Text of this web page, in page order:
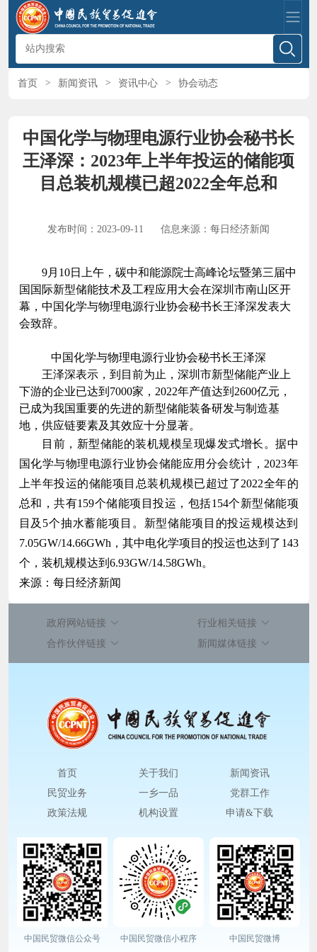
首页 > 新闻资讯 > 资讯中心 > 协会动态
中国化学与物理电源行业协会秘书长
王泽深：2023年上半年投运的储能项
目总装机规模已超2022全年总和
发布时间：2023-09-11 信息来源：每日经济新闻
9月10日上午，碳中和能源院士高峰论坛暨第三届中
国国际新型储能技术及工程应用大会在深圳市南山区开
幕，中国化学与物理电源行业协会秘书长王泽深发表大
会致辞。
中国化学与物理电源行业协会秘书长王泽深
王泽深表示，到目前为止，深圳市新型储能产业上
下游的企业已达到7000家，2022年产值达到2600亿元，
已成为我国重要的先进的新型储能装备研发与制造基
地，供应链要素及其效应十分显著。
目前，新型储能的装机规模呈现爆发式增长。据中
国化学与物理电源行业协会储能应用分会统计，2023年
上半年投运的储能项目总装机规模已超过了2022全年的
总和，共有159个储能项目投运，包括154个新型储能项
目及5个抽水蓄能项目。新型储能项目的投运规模达到
7.05GW/14.66GWh，其中电化学项目的投运也达到了143
个，装机规模达到6.93GW/14.58GWh。
来源：每日经济新闻
政府网站链接
行业相关链接
合作伙伴链接
新闻媒体链接
首页 关于我们
新闻资讯
民贸业务
一乡一品
党群工作
政策法规
机构设置 申请&下载
中国民贸微信公众号 中国民贸微信小程序 中国民贸微博